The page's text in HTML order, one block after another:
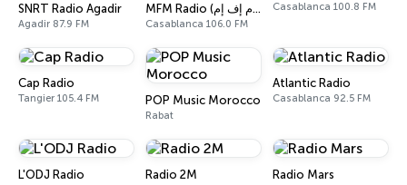
SNRT Radio Agadir
Agadir 87.9 FM
MFM Radio (راديو إم إف إم)
Casablanca 106.0 FM
Casablanca 100.8 FM
Cap Radio
Tangier 105.4 FM POP Music Morocco
Rabat
Atlantic Radio
Casablanca 92.5 FM
L'ODJ Radio Radio 2M Radio Mars